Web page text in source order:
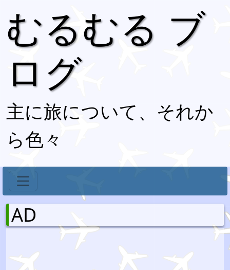
むるむる ブ
ログ
主に旅について、それか
ら色々
AD